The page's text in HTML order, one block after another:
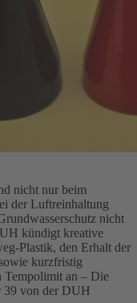
nicht nur beim
der Luftreinhaltung
nicht
kündigt kreative
Plastik, den Erhalt der
kurzfristig
Tempolimit an – Die
39 von der DUH